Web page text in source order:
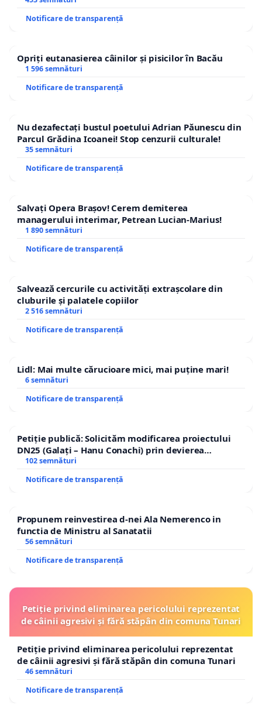
Notificare de transparență
Opriți eutanasierea câinilor și pisicilor în Bacău
1 596 semnături
Notificare de transparență
Nu dezafectați bustul poetului Adrian Păunescu din
Parcul Grădina Icoanei! Stop cenzurii culturale!
35 semnături
Notificare de transparență
Salvați Opera Brașov! Cerem demiterea
managerului interimar, Petrean Lucian-Marius!
1 890 semnături
Notificare de transparență
Salvează cercurile cu activități extrașcolare din
cluburile și palatele copiilor
2 516 semnături
Notificare de transparență
Lidl: Mai multe cărucioare mici, mai puține mari!
6 semnături
Notificare de transparență
Petiție publică: Solicităm modificarea proiectului
DN25 (Galați – Hanu Conachi) prin devierea
traseului în afara localităților!
102 semnături
Notificare de transparență
Propunem reinvestirea d-nei Ala Nemerenco in
functia de Ministru al Sanatatii
56 semnături
Notificare de transparență
Petiție privind eliminarea pericolului reprezentat
de câinii agresivi și fără stăpân din comuna Tunari
Petiție privind eliminarea pericolului reprezentat
de câinii agresivi și fără stăpân din comuna Tunari
46 semnături
Notificare de transparență